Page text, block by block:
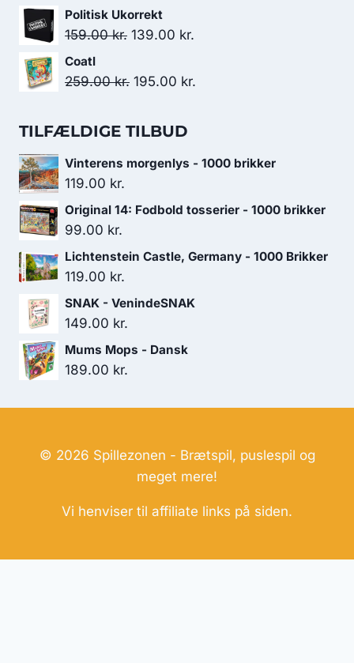
179.00 kr..
oprindelige
pris
199.00 kr..
Politisk Ukorrekt
159.00kr. Den
pris
139.00 kr.
Coatl
259.00kr. Den
pris
259.00 kr..
195.00 kr.
195.00 kr..
TILFÆLDIGE TILBUD
Vinterens morgenlys - 1000 brikker
119.00 kr.
Original 14: Fodbold tosserier - 1000 brikker
99.00 kr.
Lichtenstein Castle, Germany - 1000 Brikker
119.00 kr.
SNAK - VenindeSNAK
149.00 kr.
Mums Mops - Dansk
189.00 kr.
© 2026 Spillezonen - Brætspil, puslespil og
meget mere!
Vi henviser til affiliate links på siden.